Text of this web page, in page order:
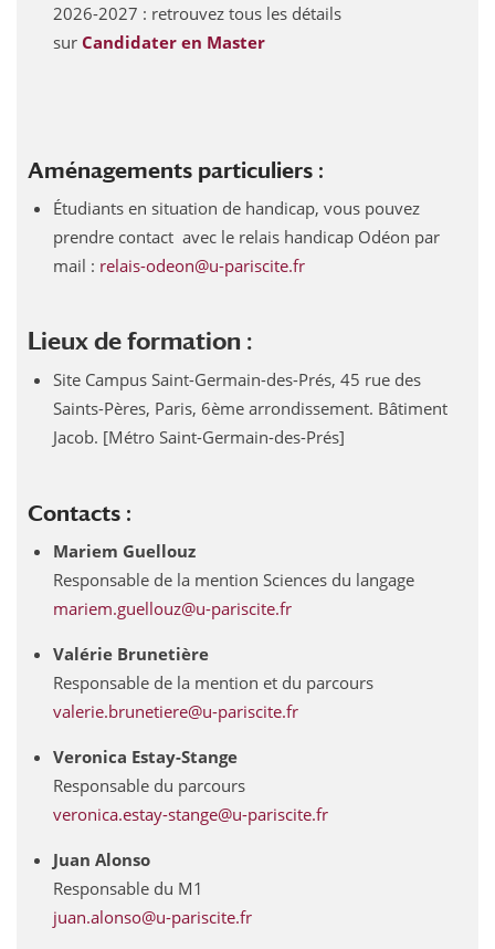
2026-2027 : retrouvez tous les détails
surCandidater en Master
Aménagements particuliers :
Étudiants en situation de handicap, vous pouvez
prendre contact avec le relais handicap Odéon par
mail : relais-odeon@u-pariscite.fr
Lieux de formation :
Site Campus Saint-Germain-des-Prés, 45 rue des
Saints-Pères, Paris, 6ème arrondissement. Bâtiment
Jacob. [Métro Saint-Germain-des-Prés]
Contacts :
Mariem Guellouz
Responsable de la mention Sciences du langage
mariem.guellouz@u-pariscite.fr
Valérie Brunetière
Responsable de la mention et du parcours
valerie.brunetiere@u-pariscite.fr
Veronica Estay-Stange
Responsable du parcours
veronica.estay-stange@u-pariscite.fr
Juan Alonso
Responsable du M1
juan.alonso@u-pariscite.fr